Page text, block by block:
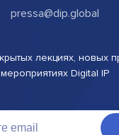
pressa@dip.global
лекциях, новых
мероприятиях Digital IP